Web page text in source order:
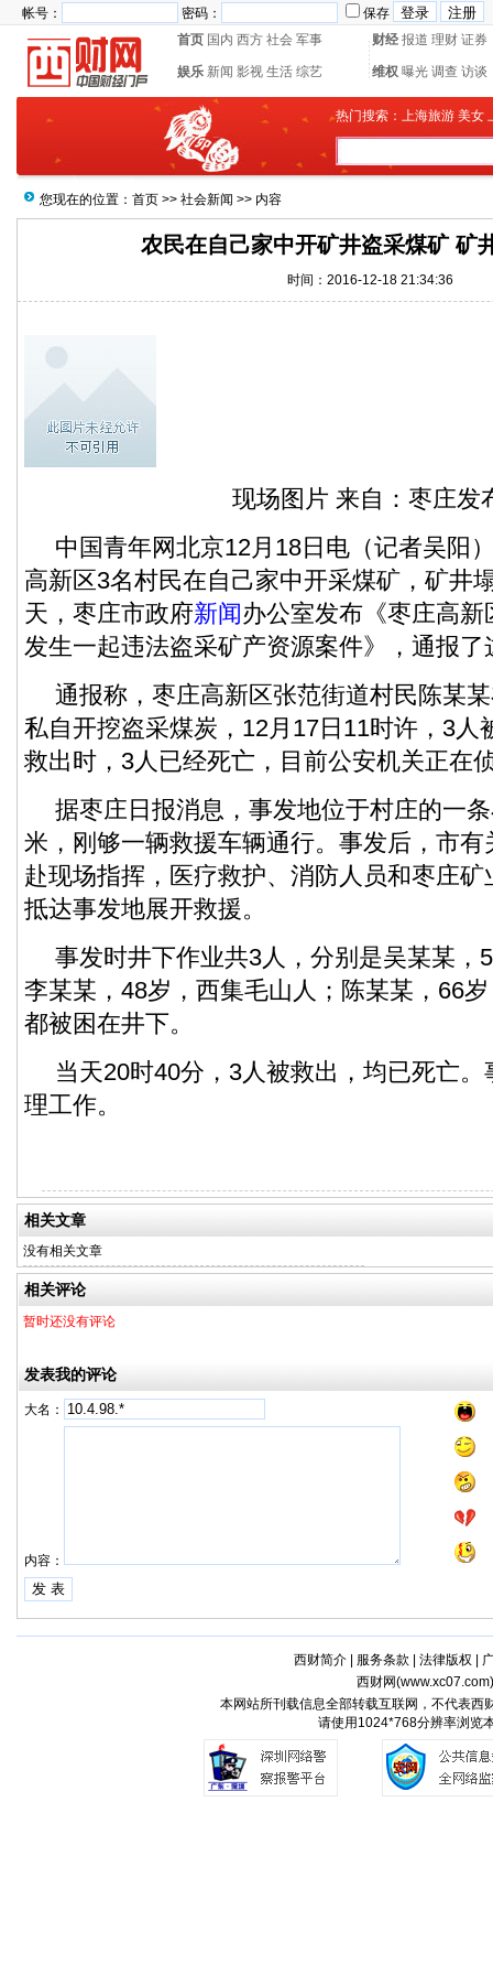
帐号： 密码：
保存
首页 国内 西方 社会 军事 财经 报道 理财 证券
娱乐 新闻 影视 生活 综艺 维权 曝光 调查 访谈
热门搜索： 上海旅游 美女
您现在的位置： 首页 >> 社会新闻 >> 内容
农民在自己家中开矿井盗采煤矿 矿
时间：2016-12-18 21:34:36
现场图片 来自：枣庄发
中国青年网北京12月18日电（记者吴阳
高新区3名村民在自己家中开采煤矿，矿井
天，枣庄市政府新闻办公室发布《枣庄高
发生一起违法盗采矿产资源案件》，通报了
通报称，枣庄高新区张范街道村民陈某
私自开挖盗采煤炭，12月17日11时许，3人
救出时，3人已经死亡，目前公安机关正在
据枣庄日报消息，事发地位于村庄的一
米，刚够一辆救援车辆通行。事发后，市
赴现场指挥，医疗救护、消防人员和枣庄
抵达事发地展开救援。
事发时井下作业共3人，分别是吴某某，
李某某，48岁，西集毛山人；陈某某，66
都被困在井下。
当天20时40分，3人被救出，均已死亡
理工作。
相关文章
没有相关文章
相关评论
暂时还没有评论
发表我的评论
大名：
内容：
西财简介| 服务条款 法律版权
西财网(www.xc07.com
本网站所刊载信息全部转载互联网，不代表
请使用1024*768分辨率浏览